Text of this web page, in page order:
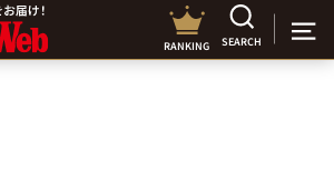
RANKING SEARCH